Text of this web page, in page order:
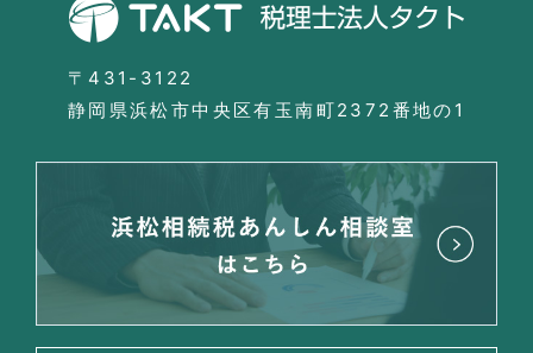
〒431-3122
静岡県浜松市中央区有玉南町2372番地の1